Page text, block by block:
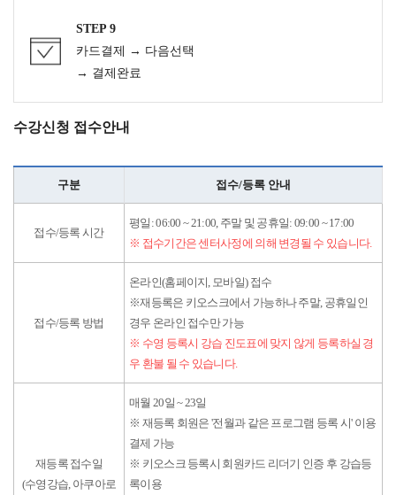
STEP 9
카드결제 → 다음선택
→ 결제완료
수강신청 접수안내
구분 접수/등록 안내
접수/등록 시간
평일: 06:00 ~ 21:00, 주말 및 공휴일: 09:00 ~ 17:00
※ 접수기간은 센터사정에 의해 변경될 수 있습니다.
접수/등록 방법
온라인(홈페이지, 모바일) 접수
※재등록은 키오스크에서 가능하나 주말, 공휴일인
경우 온라인 접수만 가능
※ 수영 등록시 강습 진도표에 맞지 않게 등록하실 경
우 환불 될 수 있습니다.
재등록 접수일
(수영강습, 아쿠아로
매월 20일 ~ 23일
※ 재등록 회원은 '전월과 같은 프로그램 등록 시' 이용
결제 가능
※ 키오스크 등록시 회원카드 리더기 인증 후 강습등
록이용